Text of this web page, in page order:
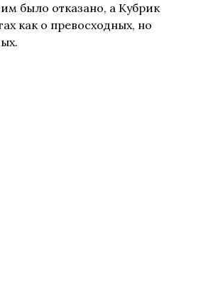
было отказано, а Кубрик
как о превосходных, но